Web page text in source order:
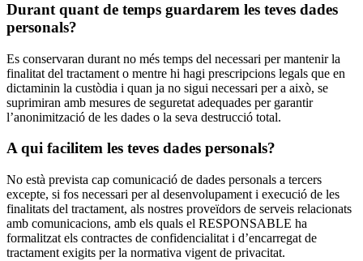
Durant quant de temps guardarem les teves dades
personals?
Es conservaran durant no més temps del necessari per mantenir la
finalitat del tractament o mentre hi hagi prescripcions legals que en
dictaminin la custòdia i quan ja no sigui necessari per a això, se
suprimiran amb mesures de seguretat adequades per garantir
l’anonimització de les dades o la seva destrucció total.
A qui facilitem les teves dades personals?
No està prevista cap comunicació de dades personals a tercers
excepte, si fos necessari per al desenvolupament i execució de les
finalitats del tractament, als nostres proveïdors de serveis relacionats
amb comunicacions, amb els quals el RESPONSABLE ha
formalitzat els contractes de confidencialitat i d’encarregat de
tractament exigits per la normativa vigent de privacitat.